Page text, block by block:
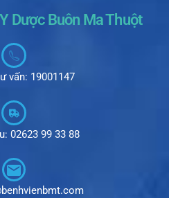
Dược Buôn Ma Thuột
vấn: 19001147
02623 99 33 88